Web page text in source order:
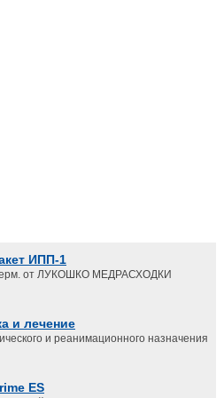
ИПП-1
от ЛУКОШКО МЕДРАСХОДКИ
и лечение
и реанимационного назначения
ES